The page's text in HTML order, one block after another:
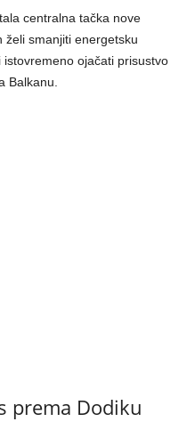
centralna tačka nove
želi smanjiti energetsku
ojačati prisustvo
Balkanu.
prema Dodiku